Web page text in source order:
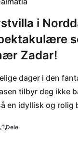
i
Zadar!
dager i den
tilbyr deg ikke
en idyllisk og
solnedganger
spennende
Dele